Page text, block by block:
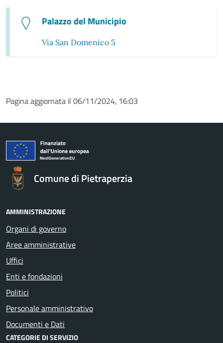
Palazzo del Municipio
Via San Domenico 5
Pagina aggiornata il 06/11/2024, 16:03
Comune di Pietraperzia
AMMINISTRAZIONE
Organi di governo
Aree amministrative
Uffici
Enti e fondazioni
Politici
Personale amministrativo
Documenti e Dati
CATEGORIE DI SERVIZIO